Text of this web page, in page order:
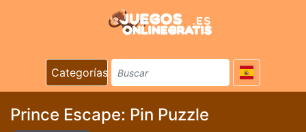
Categorías
Prince Escape: Pin Puzzle